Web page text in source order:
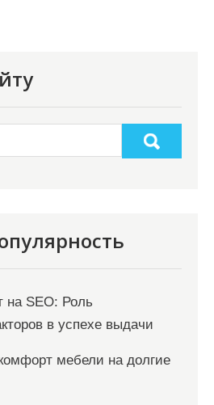
на SEO: Роль
в успехе выдачи
мебели на долгие